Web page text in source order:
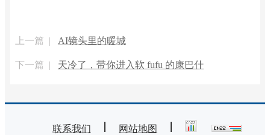
上一篇 | AI镜头里的暖城
下一篇 | 天冷了，带你进入软 fufu 的康巴什
联系我们 网站地图